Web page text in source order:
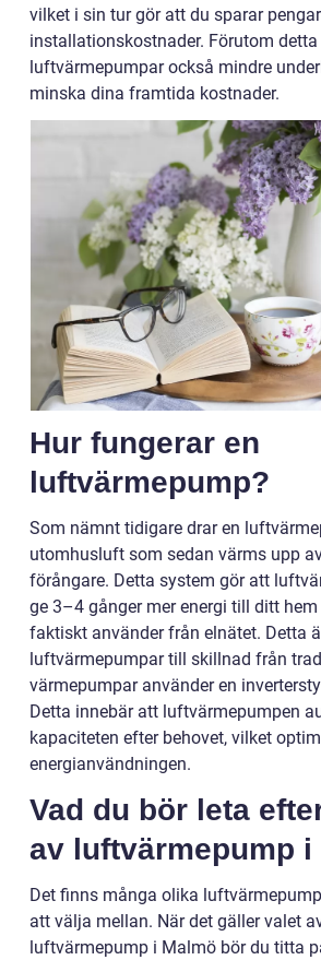
vilket i sin tur gör att du sparar
installationskostnader. Förutom detta
luftvärmepumpar också mindre
minska dina framtida kostnader.
Hur fungerar en
luftvärmepump?
Som nämnt tidigare drar en
utomhusluft som sedan värms upp
förångare. Detta system gör att
ge 3–4 gånger mer energi till ditt
faktiskt använder från elnätet. Detta
luftvärmepumpar till skillnad från
värmepumpar använder en
Detta innebär att luftvärmepumpen
kapaciteten efter behovet, vilket
energianvändningen.
Vad du bör leta
av luftvärmepump i
Det finns många olika
att välja mellan. När det gäller valet
luftvärmepump i Malmö bör du titta